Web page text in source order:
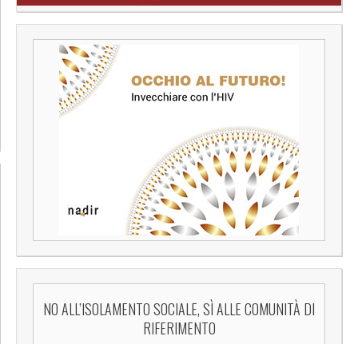
NO ALL’ISOLAMENTO SOCIALE, SÌ ALLE COMUNITÀ DI
RIFERIMENTO